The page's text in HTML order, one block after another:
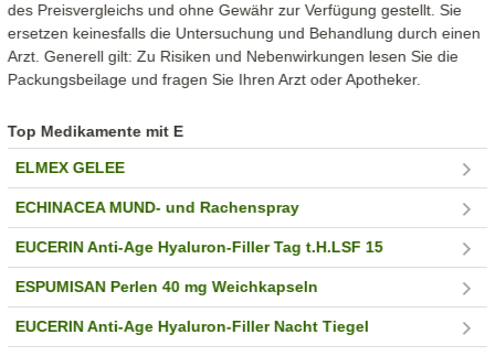
des Preisvergleichs und ohne Gewähr zur Verfügung gestellt. Sie
ersetzen keinesfalls die Untersuchung und Behandlung durch einen
Arzt. Generell gilt: Zu Risiken und Nebenwirkungen lesen Sie die
Packungsbeilage und fragen Sie Ihren Arzt oder Apotheker.
Top Medikamente mit E
ELMEX GELEE
ECHINACEA MUND- und Rachenspray
EUCERIN Anti-Age Hyaluron-Filler Tag t.H.LSF 15
ESPUMISAN Perlen 40 mg Weichkapseln
EUCERIN Anti-Age Hyaluron-Filler Nacht Tiegel